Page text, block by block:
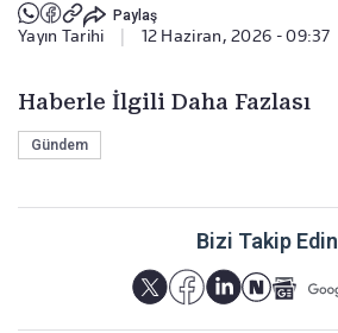
Paylaş
Yayın Tarihi 12 Haziran, 2026 - 09:37
Haberle İlgili Daha Fazlası
Gündem
Bizi Takip Edin